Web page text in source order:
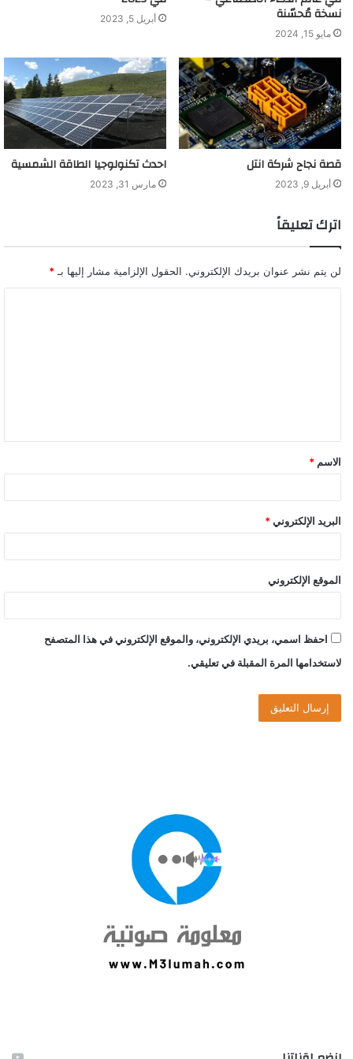
نسخة مُحسّنة
مايو 15, 2024
أبريل 5, 2023
قصة نجاح شركة انتل
أبريل 9, 2023
احدث تكنولوجيا الطاقة الشمسية
مارس 31, 2023
اترك تعليقاً
لن يتم نشر عنوان بريدك الإلكتروني. الحقول الإلزامية مشار إليها بـ *
ق
*
الاسم *
البريد الإلكتروني *
الموقع الإلكتروني
احفظ اسمي، بريدي الإلكتروني، والموقع الإلكتروني في هذا المتصفح
لاستخدامها المرة المقبلة في تعليقي.